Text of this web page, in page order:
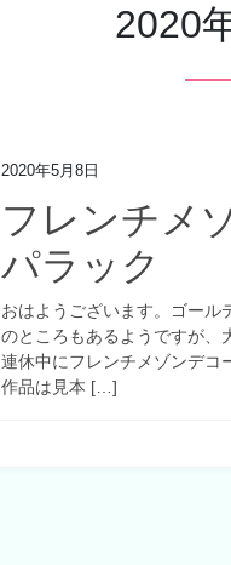
2020
2020年5月8日
フレンチメ
パラック
おはようございます。ゴール
のところもあるようですが、
連休中にフレンチメゾンデコ
作品は見本 […]